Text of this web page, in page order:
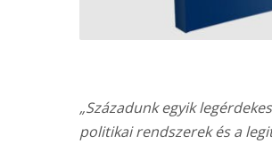
„Századunk egyik
politikai rendszerek és a